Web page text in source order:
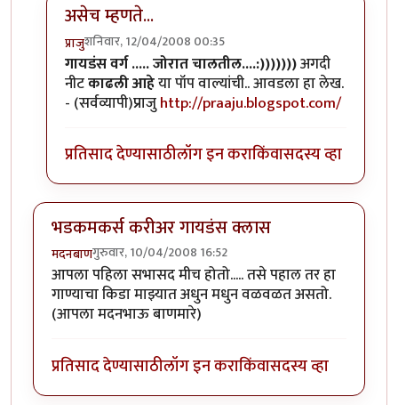
असेच म्हणते...
प्राजुशनिवार, 12/04/2008 00:35
In reply toभडमकर,byस्वाती राजेश
गायडंस वर्ग ..... जोरात चालतील....:)))))))अगदी
नीटकाढली आहेया पॉप वाल्यांची.. आवडला हा लेख.
- (सर्वव्यापी)प्राजुhttp://praaju.blogspot.com/
प्रतिसाद देण्यासाठीलॉग इन कराकिंवासदस्य व्हा
भडकमकर्स करीअर गायडंस क्लास
मदनबाणगुरुवार, 10/04/2008 16:52
आपला पहिला सभासद मीच होतो..... तसे पहाल तर हा
गाण्याचा किडा माझ्यात अधुन मधुन वळवळत असतो.
(आपला मदनभाऊ बाणमारे)
प्रतिसाद देण्यासाठीलॉग इन कराकिंवासदस्य व्हा